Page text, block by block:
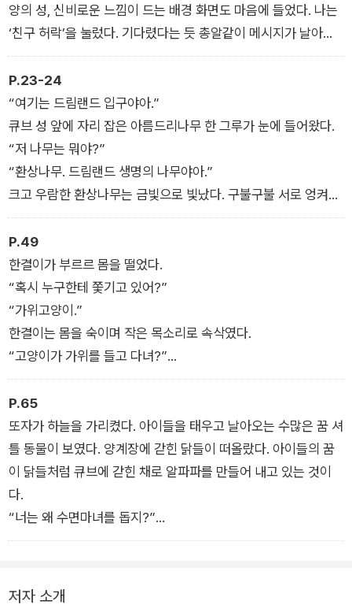
양의 성, 신비로운 느낌이 드는 배경 화면도 마음에 들었다. 나는
‘친구 허락’을 눌렀다. 기다렸다는 듯 총알같이 메시지가 날아왔
다.
P.23-24
“여기는 드림랜드 입구야아.”
큐브 성 앞에 자리 잡은 아름드리나무 한 그루가 눈에 들어왔다.
“저 나무는 뭐야?”
“환상나무. 드림랜드 생명의 나무야아.”
크고 우람한 환상나무는 금빛으로 빛났다. 구불구불 서로 엉켜서
뻗은 나뭇가지에는 동물들이 열매처럼 걸려 있었다. 코알라, 날다
람쥐, 부엉이, 박쥐 같은 동물이었다.
“동물 열매가 열리는 나무인가 봐!”
“꿈 셔틀 동물들이야아. 나처럼 아이들을 태우고 다니지이. 우리
는 환상나무에서 생명 에너지를 흡수해애.”
P.49
한결이가 부르르 몸을 떨었다.
“혹시 누구한테 쫓기고 있어?”
“가위고양이.”
한결이는 몸을 숙이며 작은 목소리로 속삭였다.
“고양이가 가위를 들고 다녀?”
“가위눌린다는 말 못 들어 봤어? 가위고양이와 눈이 마주치면 온
몸이 꼼짝할 수 없게 굳어 버려.”
“니야아아아옹!”
그때 어디서 고양이 울음소리가 들려왔다.
P.65
또자가 하늘을 가리켰다. 아이들을 태우고 날아오는 수많은 꿈 셔
틀 동물이 보였다. 양계장에 갇힌 닭들이 떠올랐다. 아이들의 꿈
이 닭들처럼 큐브에 갇힌 채로 알파파를 만들어 내고 있는 것이
다.
“너는 왜 수면마녀를 돕지?”
“나도 잡혀 왔어어. 우리는 원래 아이들 꿈속을 자유롭게 날아다
나를 수면마녀한테 데려왔어어.”
몸이 오들오들 떨려 왔다.
저자 소개